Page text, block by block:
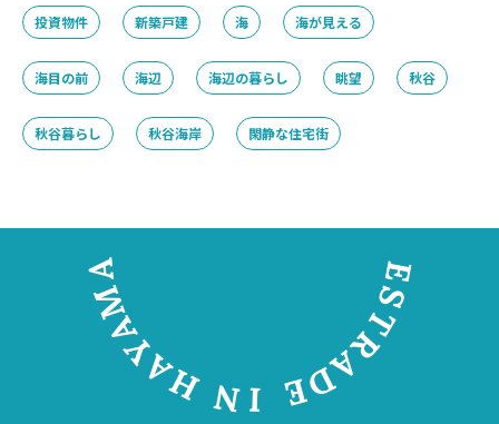
投資物件 新築戸建 海 海が見える
海目の前 海辺 海辺の暮らし 眺望 秋谷
秋谷暮らし 秋谷海岸 閑静な住宅街
E
S
T
R
A
D
E
I
N
H
A
Y
A
M
A